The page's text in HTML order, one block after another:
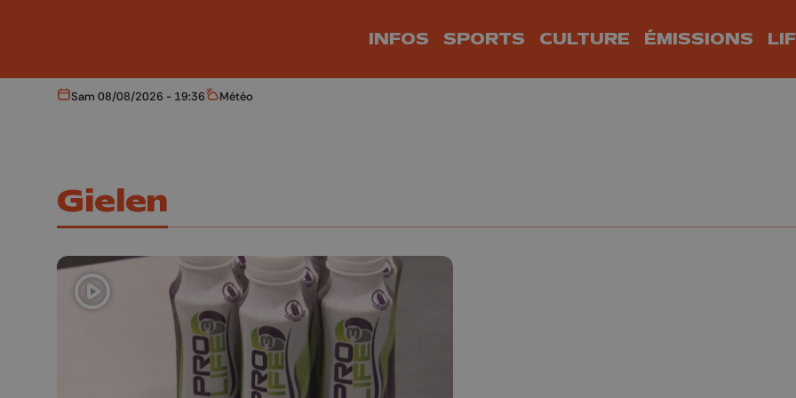
INFOS SPORTS CULTURE ÉMISSIONS
Aujourd'hui
Sam 08/08/2026 - 19:36 Météo
Météo
Gielen